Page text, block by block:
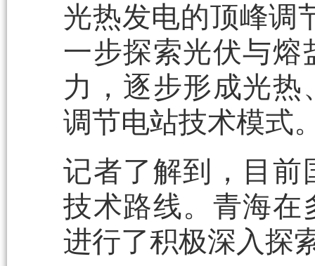
光热发电的顶峰调
一步探索光伏与
力，逐步形成光
调节电站技术模式
记者了解到，目前
技术路线。青海在
进行了积极深入探